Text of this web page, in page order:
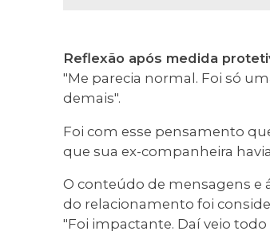
Reflexão após medida
"Me parecia normal. Foi só
demais".
Foi com esse pensamento
que sua ex-companheira
O conteúdo de mensagens e
do relacionamento foi
"Foi impactante. Daí veio